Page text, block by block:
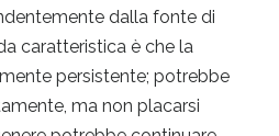
dalla fonte di
caratteristica è che la
persistente; potrebbe
ma non placarsi